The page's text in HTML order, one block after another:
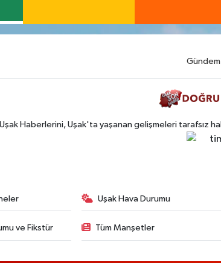
Gündem
Haberlerini, Uşak'ta yaşanan gelişmeleri tarafsız
Uşak Hava Durumu
ve Fikstür Tüm Manşetler